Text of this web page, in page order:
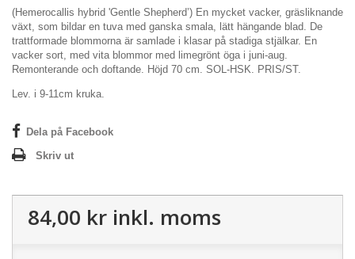
(Hemerocallis hybrid 'Gentle Shepherd’) En mycket vacker, gräsliknande
växt, som bildar en tuva med ganska smala, lätt hängande blad. De
trattformade blommorna är samlade i klasar på stadiga stjälkar. En
vacker sort, med vita blommor med limegrönt öga i juni-aug.
Remonterande och doftande. Höjd 70 cm. SOL-HSK. PRIS/ST.
Lev. i 9-11cm kruka.
Dela på Facebook
Skriv ut
84,00 kr inkl. moms